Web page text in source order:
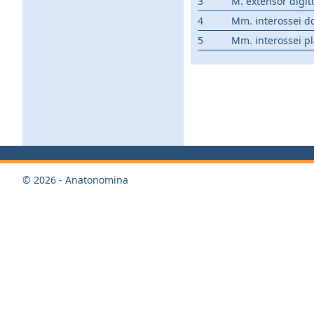
4
Mm. interossei
5
Mm. interossei
© 2026 - Anatonomina